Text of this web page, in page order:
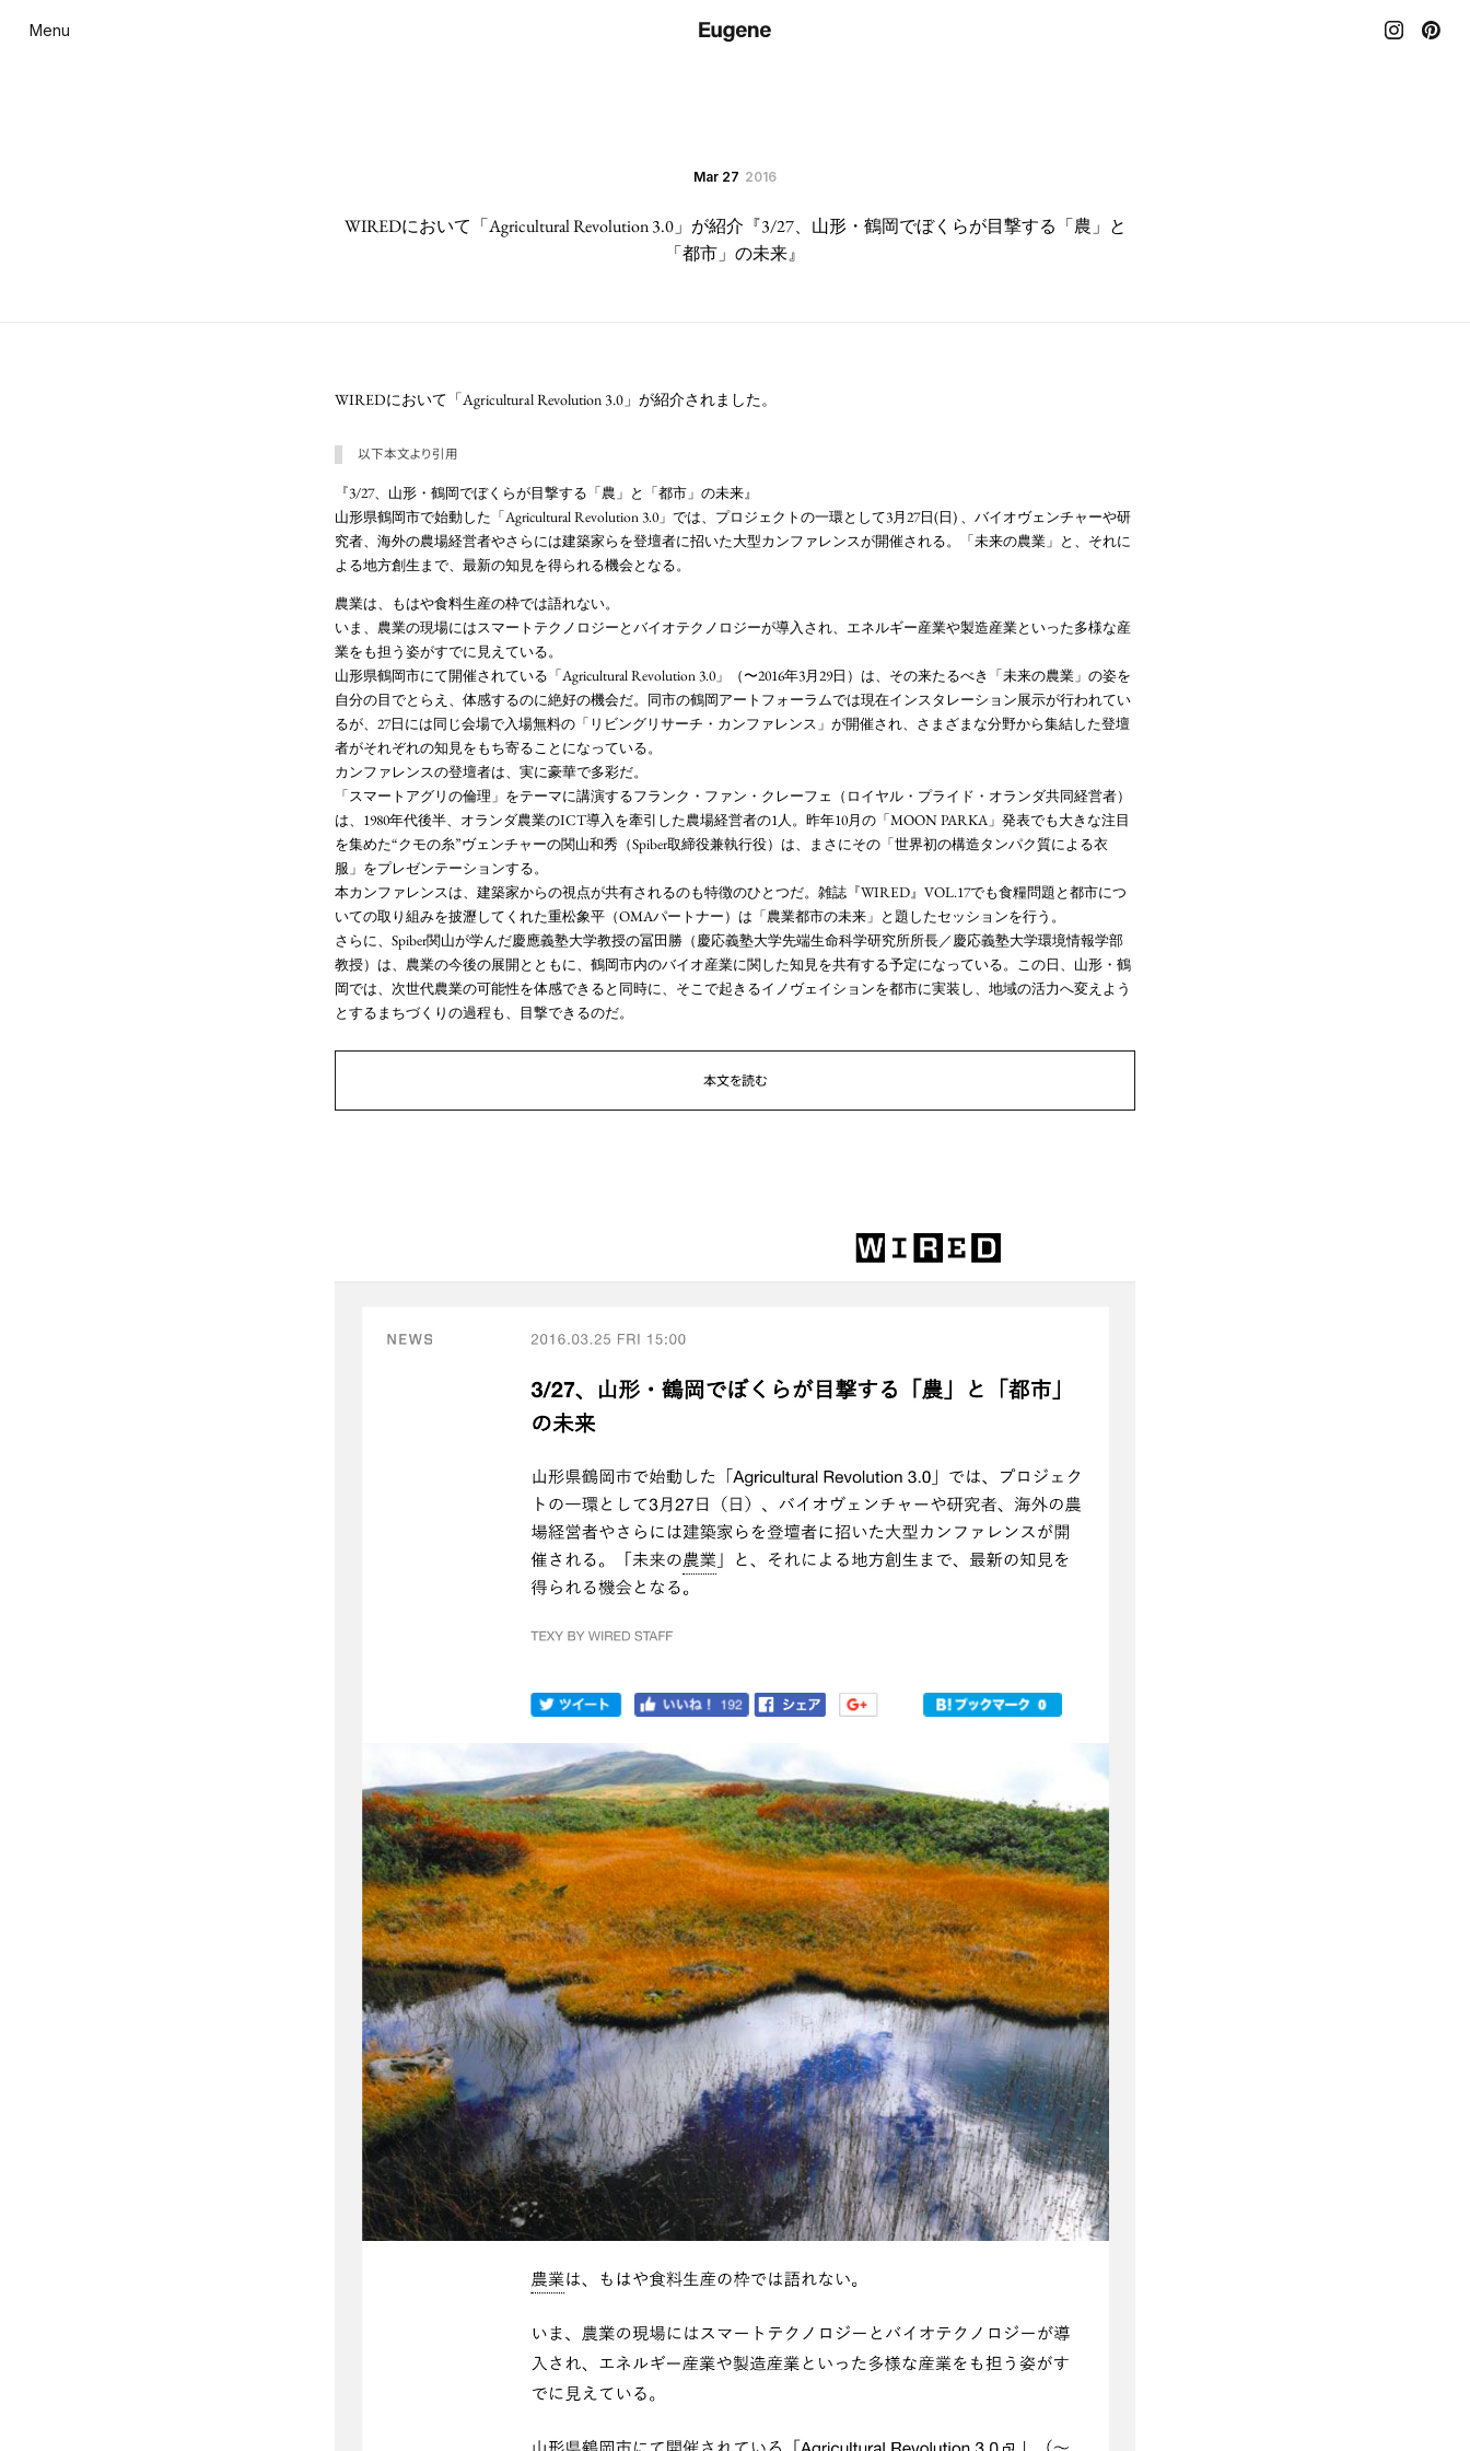
Menu
Mar 27 2016
WIREDにおいて「Agricultural Revolution 3.0」が紹介『3/27、山形・鶴岡でぼくらが目撃する「農」と
「都市」の未来』
WIREDにおいて「Agricultural Revolution 3.0」が紹介されました。
以下本文より引用
『3/27、山形・鶴岡でぼくらが目撃する「農」と「都市」の未来』
山形県鶴岡市で始動した「Agricultural Revolution 3.0」では、プロジェクトの一環として3月27日(日) 、バイオヴェンチャーや研
究者、海外の農場経営者やさらには建築家らを登壇者に招いた大型カンファレンスが開催される。「未来の農業」と、それに
よる地方創生まで、最新の知見を得られる機会となる。
農業は、もはや食料生産の枠では語れない。
いま、農業の現場にはスマートテクノロジーとバイオテクノロジーが導入され、エネルギー産業や製造産業といった多様な産
業をも担う姿がすでに見えている。
山形県鶴岡市にて開催されている「Agricultural Revolution 3.0」（〜2016年3月29日）は、その来たるべき「未来の農業」の姿を
自分の目でとらえ、体感するのに絶好の機会だ。同市の鶴岡アートフォーラムでは現在インスタレーション展示が行われてい
るが、27日には同じ会場で入場無料の「リビングリサーチ・カンファレンス」が開催され、さまざまな分野から集結した登壇
者がそれぞれの知見をもち寄ることになっている。
カンファレンスの登壇者は、実に豪華で多彩だ。
「スマートアグリの倫理」をテーマに講演するフランク・ファン・クレーフェ（ロイヤル・プライド・オランダ共同経営者）
は、1980年代後半、オランダ農業のICT導入を牽引した農場経営者の1人。昨年10月の「MOON PARKA」発表でも大きな注目
を集めた“クモの糸”ヴェンチャーの関山和秀（Spiber取締役兼執行役）は、まさにその「世界初の構造タンパク質による衣
服」をプレゼンテーションする。
本カンファレンスは、建築家からの視点が共有されるのも特徴のひとつだ。雑誌『WIRED』VOL.17でも食糧問題と都市につ
いての取り組みを披瀝してくれた重松象平（OMAパートナー）は「農業都市の未来」と題したセッションを行う。
さらに、Spiber関山が学んだ慶應義塾大学教授の冨田勝（慶応義塾大学先端生命科学研究所所長／慶応義塾大学環境情報学部
教授）は、農業の今後の展開とともに、鶴岡市内のバイオ産業に関した知見を共有する予定になっている。この日、山形・鶴
岡では、次世代農業の可能性を体感できると同時に、そこで起きるイノヴェイションを都市に実装し、地域の活力へ変えよう
とするまちづくりの過程も、目撃できるのだ。
本文を読む